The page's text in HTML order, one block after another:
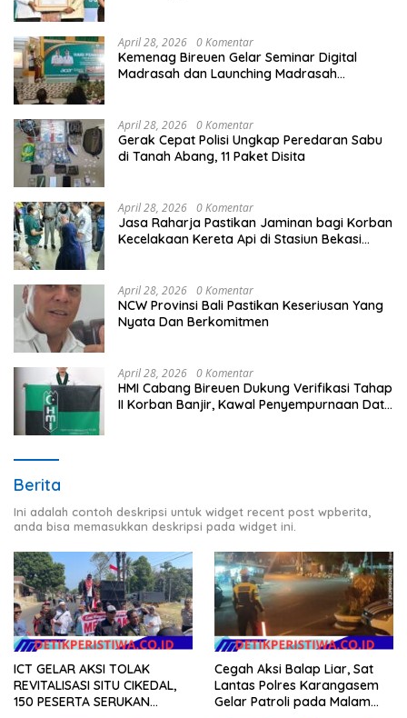
April 28, 2026 0 Komentar
Kemenag Bireuen Gelar Seminar Digital
Madrasah dan Launching Madrasah
April 28, 2026 0 Komentar
Gerak Cepat Polisi Ungkap Peredaran Sabu
di Tanah Abang, 11 Paket Disita
April 28, 2026 0 Komentar
Jasa Raharja Pastikan Jaminan bagi Korban
Kecelakaan Kereta Api di Stasiun Bekasi
April 28, 2026 0 Komentar
NCW Provinsi Bali Pastikan Keseriusan Yang
Nyata Dan Berkomitmen
April 28, 2026 0 Komentar
HMI Cabang Bireuen Dukung Verifikasi Tahap
II Korban Banjir, Kawal Penyempurnaan Data
Berita
Ini adalah contoh deskripsi untuk widget recent post wpberita,
anda bisa memasukkan deskripsi pada widget ini.
ICT GELAR AKSI TOLAK
REVITALISASI SITU CIKEDAL,
150 PESERTA SERUKAN
Cegah Aksi Balap Liar, Sat
Lantas Polres Karangasem
Gelar Patroli pada Malam